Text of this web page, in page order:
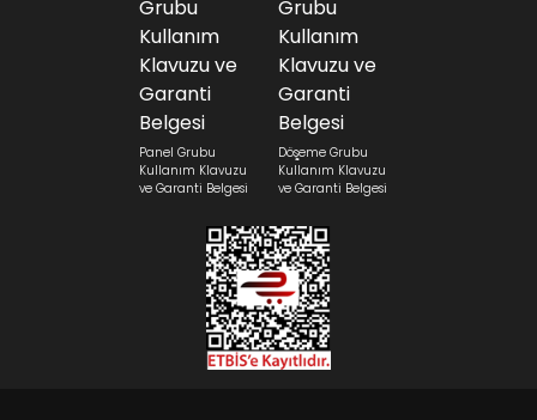
Panel Grubu
Kullanım Klavuzu
ve Garanti Belgesi
Döşeme Grubu
Kullanım Klavuzu
ve Garanti Belgesi